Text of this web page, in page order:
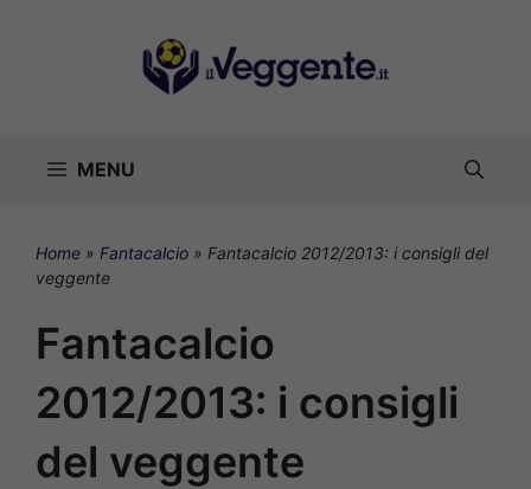
MENU
Home » Fantacalcio » Fantacalcio 2012/2013: i consigli del
veggente
Fantacalcio
2012/2013: i consigli
del veggente